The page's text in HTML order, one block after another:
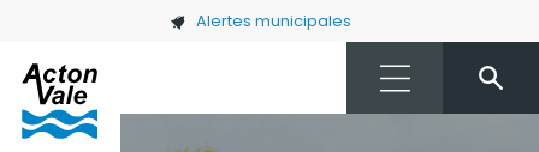
Skip to main content Alertes municipales